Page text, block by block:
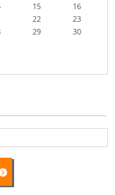
15
16
22
23
29
30